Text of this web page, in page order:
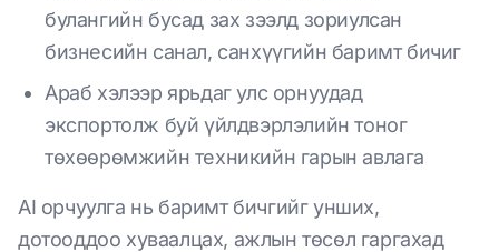
булангийн бусад зах зээлд зориулсан
бизнесийн санал, санхүүгийн баримт бичиг
Араб хэлээр ярьдаг улс орнуудад
экспортолж буй үйлдвэрлэлийн тоног
төхөөрөмжийн техникийн гарын авлага
AI орчуулга нь баримт бичгийг унших,
дотооддоо хуваалцах, ажлын төсөл гаргахад